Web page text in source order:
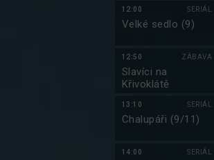
12:00 SERIÁL
Velké sedlo (9)
12:50 ZÁBAVA
Slavíci na
Křivoklátě
13:10 SERIÁL
Chalupáři (9/11)
14:00 SERIÁL